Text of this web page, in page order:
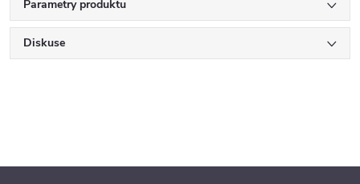
Parametry produktu
Diskuse